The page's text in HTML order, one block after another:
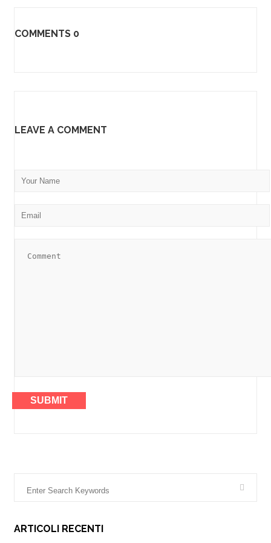
COMMENTS 0
LEAVE A COMMENT
ARTICOLI RECENTI